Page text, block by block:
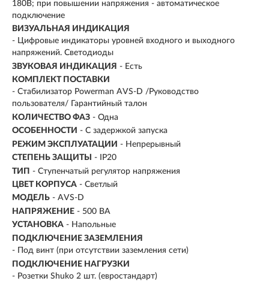
180В; при повышении напряжения - автоматическое
подключение
ВИЗУАЛЬНАЯ ИНДИКАЦИЯ
- Цифровые индикаторы уровней входного и выходного
напряжений. Светодиоды
ЗВУКОВАЯ ИНДИКАЦИЯ - Есть
КОМПЛЕКТ ПОСТАВКИ
- Стабилизатор Powerman AVS-D /Руководство
пользователя/ Гарантийный талон
КОЛИЧЕСТВО ФАЗ - Одна
ОСОБЕННОСТИ - С задержкой запуска
РЕЖИМ ЭКСПЛУАТАЦИИ - Непрерывный
СТЕПЕНЬ ЗАЩИТЫ
- IP20
ТИП - Ступенчатый регулятор напряжения
ЦВЕТ КОРПУСА - Светлый
МОДЕЛЬ - AVS-D
НАПРЯЖЕНИЕ - 500 ВА
УСТАНОВКА - Напольные
ПОДКЛЮЧЕНИЕ ЗАЗЕМЛЕНИЯ
- Под винт (при отсутствии заземления сети)
ПОДКЛЮЧЕНИЕ НАГРУЗКИ
- Розетки Shuko 2 шт. (евростандарт)